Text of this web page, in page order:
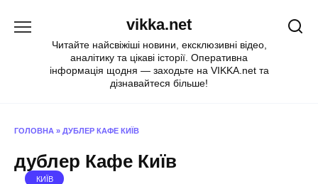
vikka.net
Читайте найсвіжіші новини, ексклюзивні відео,
аналітику та цікаві історії. Оперативна
інформація щодня — заходьте на VIKKA.net та
дізнавайтеся більше!
ГОЛОВНА » ДУБЛЕР КАФЕ КИЇВ
дублер Кафе Київ
КИЇВ